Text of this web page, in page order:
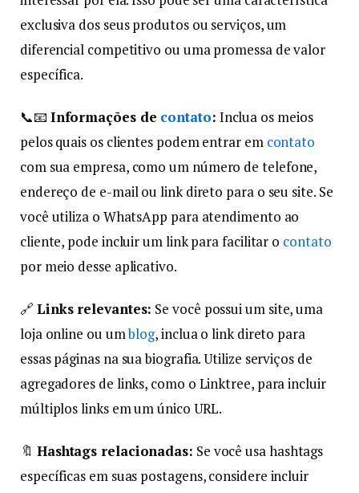
exclusiva dos seus produtos ou serviços, um
diferencial competitivo ou uma promessa de valor
específica.
📞📧 Informações de contato: Inclua os meios
pelos quais os clientes podem entrar em contato
com sua empresa, como um número de telefone,
endereço de e-mail ou link direto para o seu site. Se
você utiliza o WhatsApp para atendimento ao
cliente, pode incluir um link para facilitar o contato
por meio desse aplicativo.
🔗 Links relevantes: Se você possui um site, uma
loja online ou umblog, inclua o link direto para
essas páginas na sua biografia. Utilize serviços de
agregadores de links, como o Linktree, para incluir
múltiplos links em um único URL.
🔖 Hashtags relacionadas: Se você usa hashtags
específicas em suas postagens, considere incluir